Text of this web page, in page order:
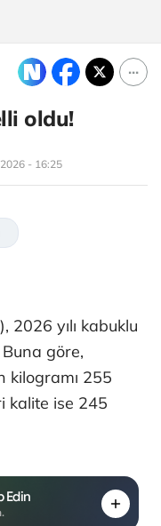
oldu!
- 16:25
2026 yılı kabuklu
Buna göre,
kilogramı 255
kalite ise 245
Edin